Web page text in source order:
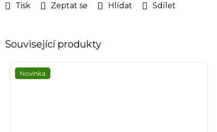
Tisk Zeptat se Hlídat Sdílet
Související produkty
Novinka